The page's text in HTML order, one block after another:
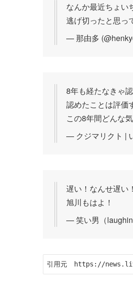
なんか最近ちょい
逃げ切ったと思っ
— 那由多
8年も経たなきゃ
認めたことは評価
この8年間どんな
— クジマリクト |
遅い！なんせ遅い！
旭川もはよ！
— 笑い男（
引用元　https://